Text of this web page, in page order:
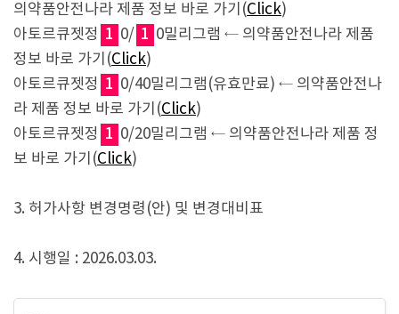
의약품안전나라 제품 정보 바로 가기(Click)
아토르큐젯정 1 0/ 1 0밀리그램 ← 의약품안전나라 제품
정보 바로 가기(Click)
아토르큐젯정 1 0/40밀리그램(유효만료) ← 의약품안전나
라 제품 정보 바로 가기(Click)
아토르큐젯정 1 0/20밀리그램 ← 의약품안전나라 제품 정
보 바로 가기(Click)
3. 허가사항 변경명령(안) 및 변경대비표
4. 시행일 : 2026.03.03.